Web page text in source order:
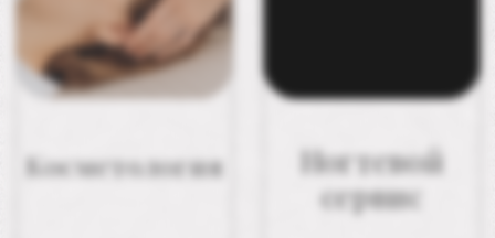
( IV ) Специалисты
СПЕЦИАЛИСТЫ